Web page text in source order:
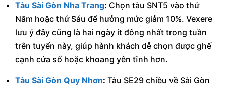
Tàu Sài Gòn Nha Trang: Chọn tàu SNT5 vào thứ
Năm hoặc thứ Sáu để hưởng mức giảm 10%. Vexere
lưu ý đây cũng là hai ngày ít đông nhất trong tuần
trên tuyến này, giúp hành khách dễ chọn được ghế
cạnh cửa sổ hoặc khoang yên tĩnh hơn.
Tàu Sài Gòn Quy Nhơn: Tàu SE29 chiều về Sài Gòn